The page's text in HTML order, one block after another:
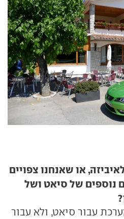
או שאנחנו צפויים
נוספים של סיאט ושל
עבור סיאט, ולא עבור